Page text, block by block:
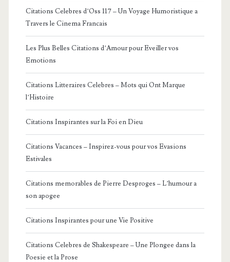
Citations Celebres d’Oss 117 – Un Voyage Humoristique a
Travers le Cinema Francais
Les Plus Belles Citations d’Amour pour Eveiller vos
Emotions
Citations Litteraires Celebres – Mots qui Ont Marque
l’Histoire
Citations Inspirantes sur la Foi en Dieu
Citations Vacances – Inspirez-vous pour vos Evasions
Estivales
Citations memorables de Pierre Desproges – L’humour a
son apogee
Citations Inspirantes pour une Vie Positive
Citations Celebres de Shakespeare – Une Plongee dans la
Poesie et la Prose